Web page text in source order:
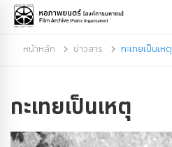
หน้าหลัก ข่าวสาร กะเทยเป็นเหตุ
กะเทยเป็นเหตุ